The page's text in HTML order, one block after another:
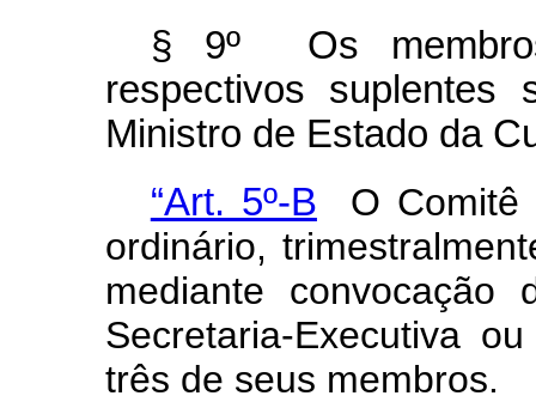
§ 9º Os
respectivos suplentes
Ministro de Estado da
“Art. 5º-B O Comitê
ordinário,
mediante
Secretaria-Executiva
três de seus membros.